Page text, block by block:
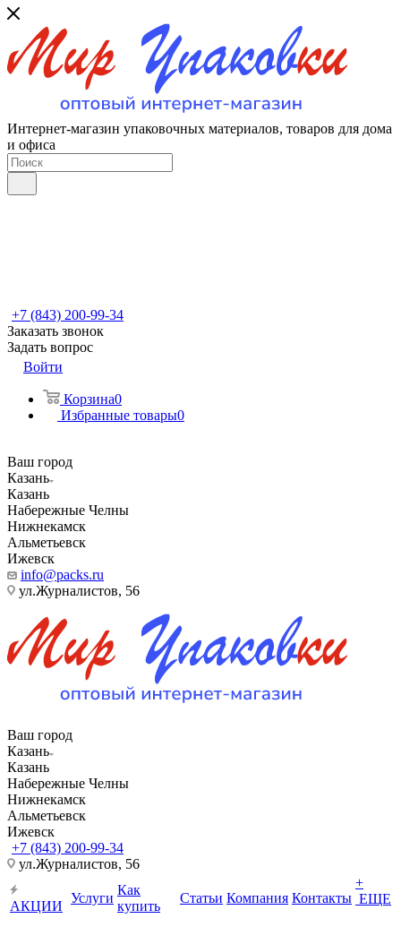
Интернет-магазин упаковочных материалов, товаров для дома
и офиса
+7 (843) 200-99-34
Заказать звонок
Задать вопрос
Войти
Корзина0
Избранные товары0
Ваш город
Казань
Казань
Набережные Челны
Нижнекамск
Альметьевск
Ижевск
info@packs.ru
ул.Журналистов, 56
Ваш город
Казань
Казань
Набережные Челны
Нижнекамск
Альметьевск
Ижевск
+7 (843) 200-99-34
ул.Журналистов, 56
АКЦИИ
Услуги
Как
купить
Статьи Компания Контакты
+
ЕЩЕ